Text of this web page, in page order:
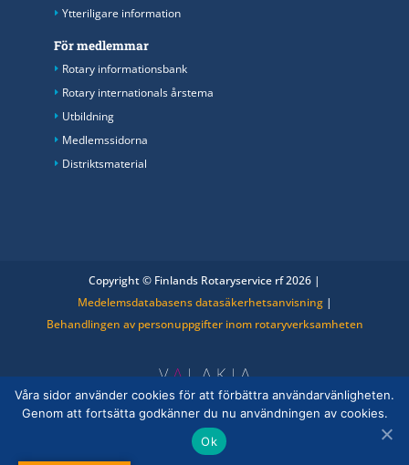
Ytteriligare information
För medlemmar
Rotary informationsbank
Rotary internationals årstema
Utbildning
Medlemssidorna
Distriktsmaterial
Copyright © Finlands Rotaryservice rf 2026 |
Medelemsdatabasens datasäkerhetsanvisning|
Behandlingen av personuppgifter inom rotaryverksamheten
Våra sidor använder cookies för att förbättra användarvänligheten.
Genom att fortsätta godkänner du nu användningen av cookies.
Ok